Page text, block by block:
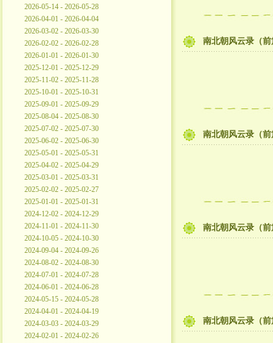
2026-05-14 - 2026-05-28
2026-04-01 - 2026-04-04
2026-03-02 - 2026-03-30
2026-02-02 - 2026-02-28
2026-01-01 - 2026-01-30
2025-12-01 - 2025-12-29
2025-11-02 - 2025-11-28
2025-10-01 - 2025-10-31
2025-09-01 - 2025-09-29
2025-08-04 - 2025-08-30
2025-07-02 - 2025-07-30
2025-06-02 - 2025-06-30
2025-05-01 - 2025-05-31
2025-04-02 - 2025-04-29
2025-03-01 - 2025-03-31
2025-02-02 - 2025-02-27
2025-01-01 - 2025-01-31
2024-12-02 - 2024-12-29
2024-11-01 - 2024-11-30
2024-10-05 - 2024-10-30
2024-09-04 - 2024-09-26
2024-08-02 - 2024-08-30
2024-07-01 - 2024-07-28
2024-06-01 - 2024-06-28
2024-05-15 - 2024-05-28
2024-04-01 - 2024-04-19
2024-03-03 - 2024-03-29
2024-02-01 - 2024-02-26
南北朝风云录（
南北朝风云录（
南北朝风云录（
南北朝风云录（